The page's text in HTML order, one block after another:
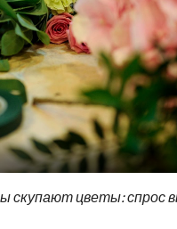
скупают цветы: спрос